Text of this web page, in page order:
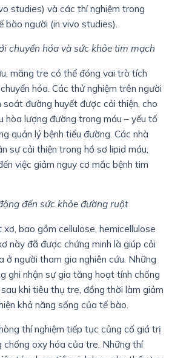
studies) và các thí nghiệm trong
bào người (in vivo studies).
chuyển hóa và sức khỏe tim mạch
măng tre có thể đóng vai trò tích
hóa. Các thử nghiệm trên người
đường huyết được cải thiện, cho
hòa lượng đường trong máu – yếu tố
quản lý bệnh tiểu đường. Các nhà
sự cải thiện trong hồ sơ lipid máu,
việc giảm nguy cơ mắc bệnh tim
đến sức khỏe đường ruột
xơ, bao gồm cellulose, hemicellulose
này đã được chứng minh là giúp cải
ở người tham gia nghiên cứu. Những
ghi nhận sự gia tăng hoạt tính chống
khi tiêu thụ tre, đồng thời làm giảm
khả năng sống của tế bào.
thí nghiệm tiếp tục củng cố giá trị
chống oxy hóa của tre. Những thí